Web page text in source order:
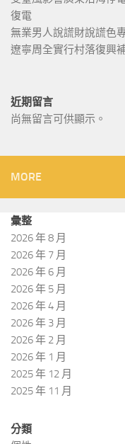
復電
無業男人說謊財說謊色
遼寧周全實行村落復興
近期留言
尚無留言可供顯示。
MORE
彙整
2026 年 8 月
2026 年 7 月
2026 年 6 月
2026 年 5 月
2026 年 4 月
2026 年 3 月
2026 年 2 月
2026 年 1 月
2025 年 12 月
2025 年 11 月
分類